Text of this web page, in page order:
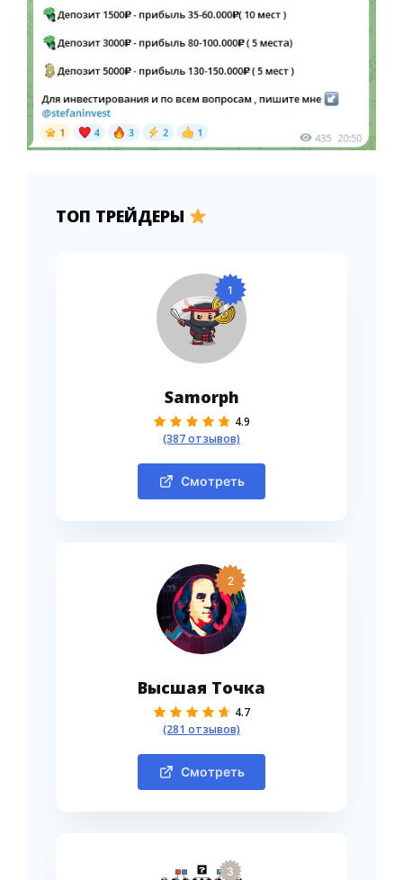
ТОП ТРЕЙДЕРЫ
1
Samorph
4.9
(387 отзывов)
Смотреть
2
Высшая Точка
4.7
(281 отзывов)
Смотреть
3